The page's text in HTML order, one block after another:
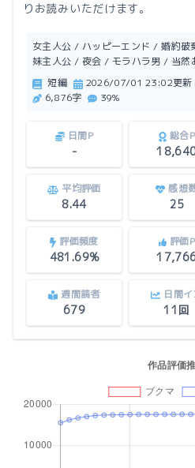
りお読みいただけます。
女主人公 / ハッピーエンド / 婚約
妹主人公 / 夜会 / モラハラ男 / 当然
短編
2026/07/01 23:02更新
6,876字
39%
日間P
-
総合P
平均評価
8.44
感想
25
評価頻度
481.69%
評価P
週間読者
679
日間イ
11回